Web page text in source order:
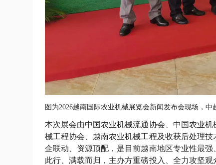
图为2026越南国际农业机械展览会新闻发布会现场，中
本次展会由中国农业机械流通协会、中国农业
械工程协会、越南农业机械工程及收获后处理
企联动、资源顶配，是目前越南地区专业性最
此行、满载而归，主办方重磅投入、全力攻坚